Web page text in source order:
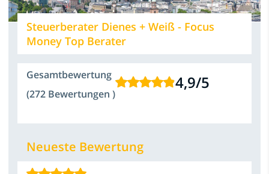
Steuerberater Dienes + Weiß - Focus
Money Top Berater
Gesamtbewertung
(272 Bewertungen )
4,9/5
Neueste Bewertung